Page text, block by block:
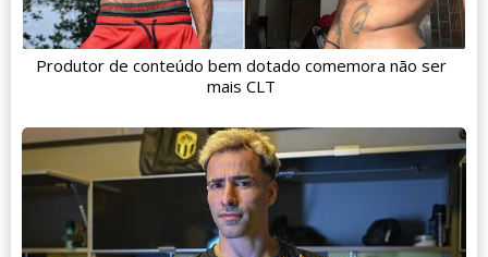
Produtor de conteúdo bem dotado comemora não ser
mais CLT